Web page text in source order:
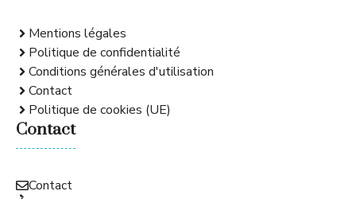
Mentions légales
Politique de confidentialité
Conditions générales d'utilisation
Contact
Politique de cookies (UE)
Contact
Contact